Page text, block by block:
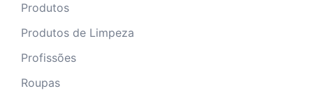
Produtos
Produtos de Limpeza
Profissões
Roupas